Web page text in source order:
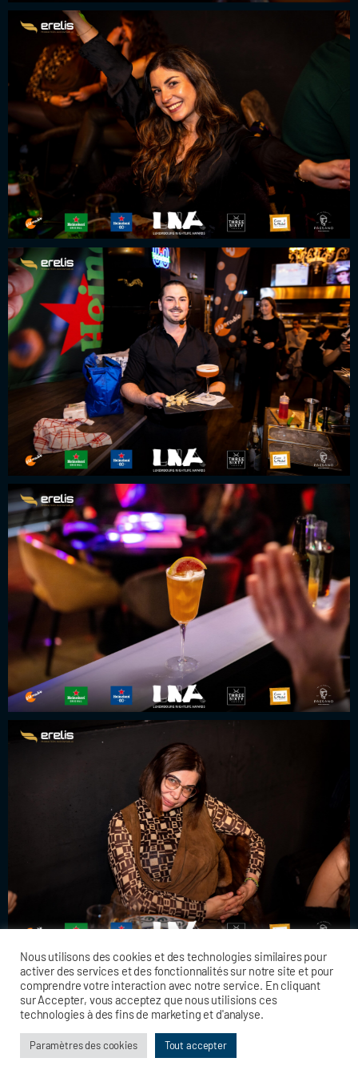
Nous utilisons des cookies et des technologies similaires pour
activer des services et des fonctionnalités sur notre site et pour
comprendre votre interaction avec notre service. En cliquant
sur Accepter, vous acceptez que nous utilisions ces
technologies à des fins de marketing et d'analyse.
Paramètres des cookies Tout accepter